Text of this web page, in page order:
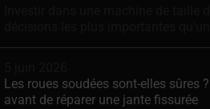
Les roues soudées sont-elles sûres
avant de réparer une jante fissurée